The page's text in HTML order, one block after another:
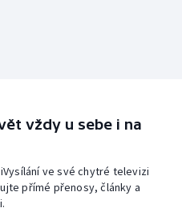
vždy u sebe i na
ve své chytré televizi
přímé přenosy, články a